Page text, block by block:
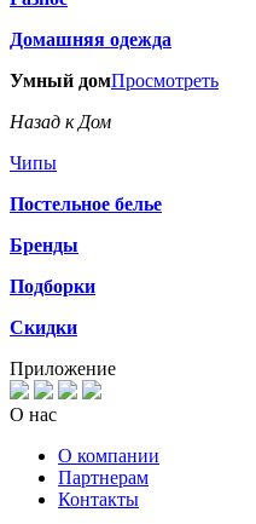
Домашняя одежда
Умный домПросмотреть
Назад к Дом
Чипы
Постельное белье
Бренды
Подборки
Скидки
Приложение
О нас
О компании
Партнерам
Контакты